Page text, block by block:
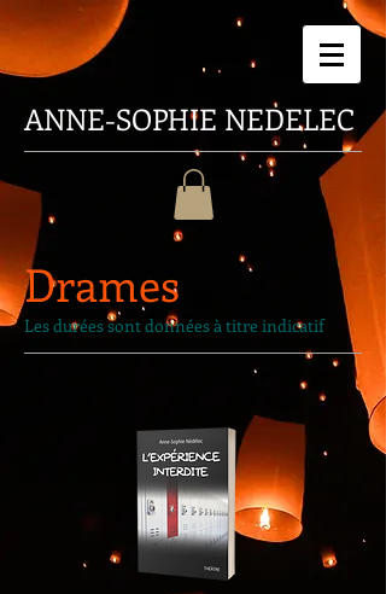
ANNE-SOPHIE NEDELEC
Drames
Les durées sont données à titre indicatif